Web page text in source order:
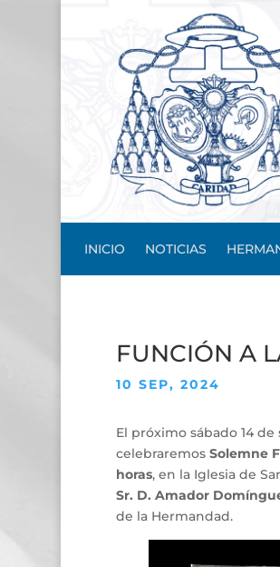
INICIO NOTICIAS
FUNCIÓN A
10 SEP, 2024
El próximo sábado 14
celebraremos Solemne
horas, en la Iglesia de
Sr. D. Amador
de la Hermandad.